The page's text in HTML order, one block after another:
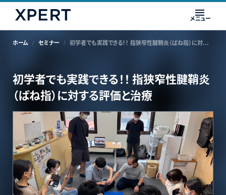
メニュー
ホーム セミナー 初学者でも実践できる！！ 指狭窄性腱鞘炎（ばね指）に対する評価と治療
初学者でも実践できる！！ 指狭窄性腱鞘炎
（ばね指）に対する評価と治療